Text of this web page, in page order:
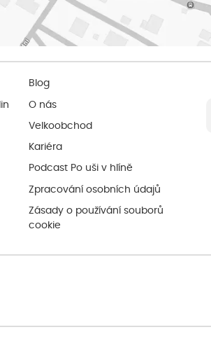
Blog
O nás
Velkoobchod
Kariéra
Podcast Po uši v hlíně
Zpracování osobních údajů
Zásady o používání souborů
cookie